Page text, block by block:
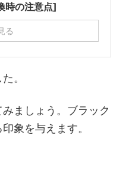
時の注意点]
る
。
ましょう。ブラック
象を与えます。